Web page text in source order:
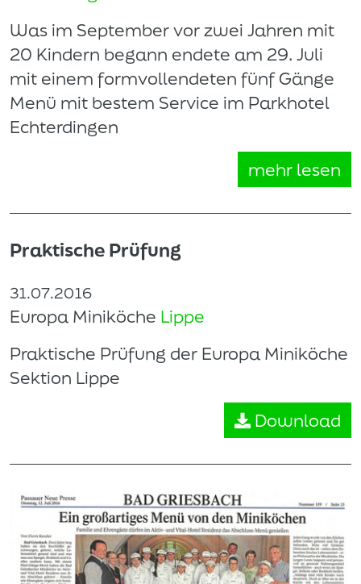
Was im September vor zwei Jahren mit
20 Kindern begann endete am 29. Juli
mit einem formvollendeten fünf Gänge
Menü mit bestem Service im Parkhotel
Echterdingen
mehr lesen
Praktische Prüfung
31.07.2016
Europa Miniköche Lippe
Praktische Prüfung der Europa Miniköche
Sektion Lippe
Download